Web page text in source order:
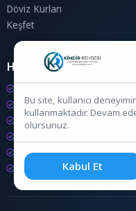
Döviz Kurları
Keşfet
Hesaplamalar
Döviz Hesaplama
KDV Hesaplama
Zam Hesaplama
Bileşik Hesaplama
Bu site, kullanıcı
kullanmaktadır. Devam
olursunuz.
Kabul Et